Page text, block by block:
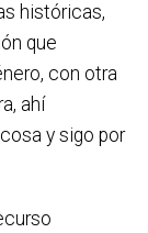
históricas,
que
con otra
ahí
y sigo por